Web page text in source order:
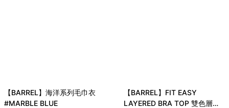
【BARREL】海洋系列毛巾衣
#MARBLE BLUE
【BARREL】FIT EASY
LAYERED BRA TOP 雙色層次